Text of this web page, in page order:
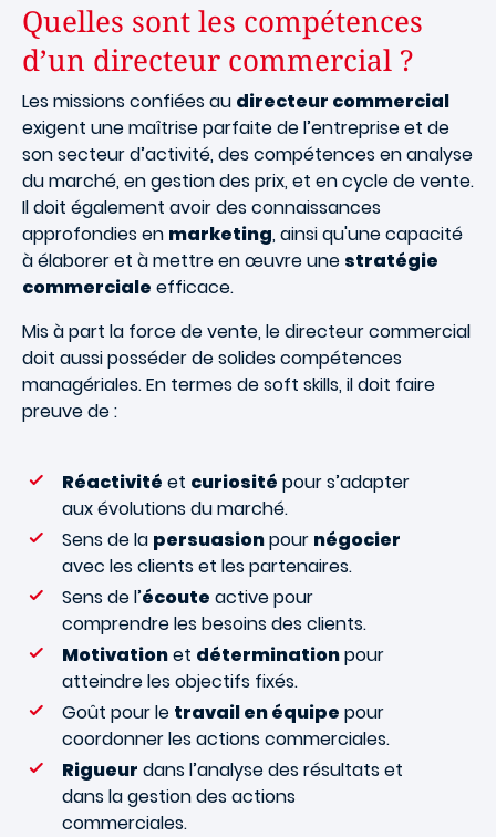
Quelles sont les compétences
d’un directeur commercial ?
Les missions confiées au directeur commercial
exigent une maîtrise parfaite de l’entreprise et de
son secteur d’activité, des compétences en analyse
du marché, en gestion des prix, et en cycle de vente.
Il doit également avoir des connaissances
approfondies en marketing, ainsi qu'une capacité
à élaborer et à mettre en œuvre une stratégie
commerciale efficace.
Mis à part la force de vente, le directeur commercial
doit aussi posséder de solides compétences
managériales. En termes de soft skills, il doit faire
preuve de :
Réactivité et curiosité pour s’adapter
aux évolutions du marché.
Sens de la persuasionpour négocier
avec les clients et les partenaires.
Sens de l’écoute active pour
comprendre les besoins des clients.
Motivationet déterminationpour
atteindre les objectifs fixés.
Goût pour le travail en équipe pour
coordonner les actions commerciales.
Rigueur dans l’analyse des résultats et
dans la gestion des actions
commerciales.